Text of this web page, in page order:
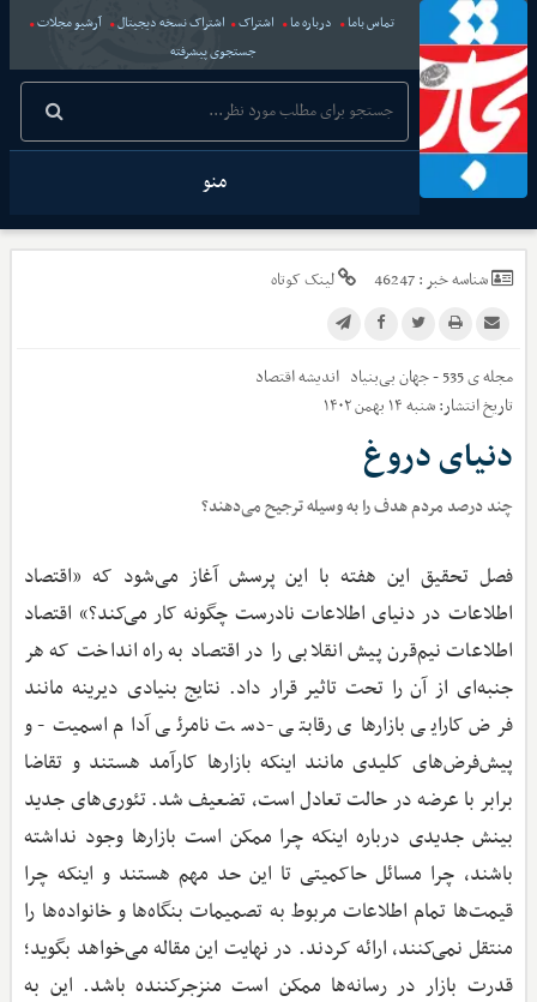
تماس باما درباره ما اشتراک اشتراک نسخه دیجیتال
آرشیو مجلات
جستجوی پیشرفته
منو
شناسه خبر :46247 لینک کوتاه
مجله ی 535 - جهان بی‌بنیاد
اندیشه اقتصاد
تاریخ انتشار:شنبه ۱۴ بهمن ۱۴۰۲
دنیای دروغ
چند درصد مردم هدف را به وسیله ترجیح می‌دهند؟
فصل تحقیق این هفته با این پرسش آغاز می‌شود که «اقتصاد
اطلاعات در دنیای اطلاعات نادرست چگونه کار می‌کند؟» اقتصاد
اطلاعات نیم‌قرن پیش انقلابی را در اقتصاد به راه انداخت که هر
جنبه‌ای از آن را تحت تاثیر قرار داد. نتایج بنیادی دیرینه مانند
فرض کارایی بازارهای رقابتی -دست نامرئی آدام اسمیت- و
پیش‌فرض‌های کلیدی مانند اینکه بازارها کارآمد هستند و تقاضا
برابر با عرضه در حالت تعادل است، تضعیف شد. تئوری‌های جدید
بینش جدیدی درباره اینکه چرا ممکن است بازارها وجود نداشته
باشند، چرا مسائل حاکمیتی تا این حد مهم هستند و اینکه چرا
قیمت‌ها تمام اطلاعات مربوط به تصمیمات بنگاه‌ها و خانواده‌ها را
منتقل نمی‌کنند، ارائه کردند. در نهایت این مقاله می‌خواهد بگوید؛
قدرت بازار در رسانه‌ها ممکن است منزجرکننده باشد. این به